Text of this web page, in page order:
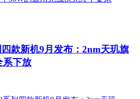
款新机9月发布：2nm天玑旗
系下放